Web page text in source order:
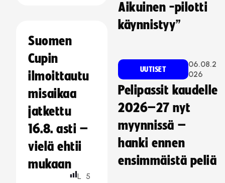
Suomen
Cupin
ilmoittautu
misaikaa
jatkettu
16.8. asti –
vielä ehtii
mukaan
L 5
Aikuinen -pilotti
käynnistyy”
UUTISET
06.08.2
026
Pelipassit kaudelle
2026–27 nyt
myynnissä –
hanki ennen
ensimmäistä peliä